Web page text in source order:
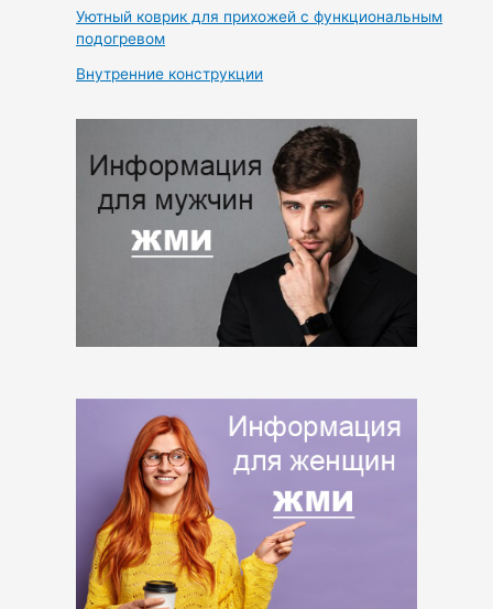
Уютный коврик для прихожей с функциональным
подогревом
Внутренние конструкции